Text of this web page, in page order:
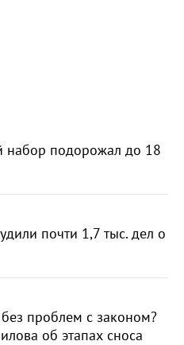
подорожал до 18
почти 1,7 тыс. дел о
проблем с законом?
об этапах сноса